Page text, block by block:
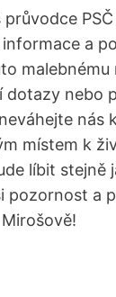
a
malebnému
dotazy nebo
nás
místem k
líbit stejně
pozornost a